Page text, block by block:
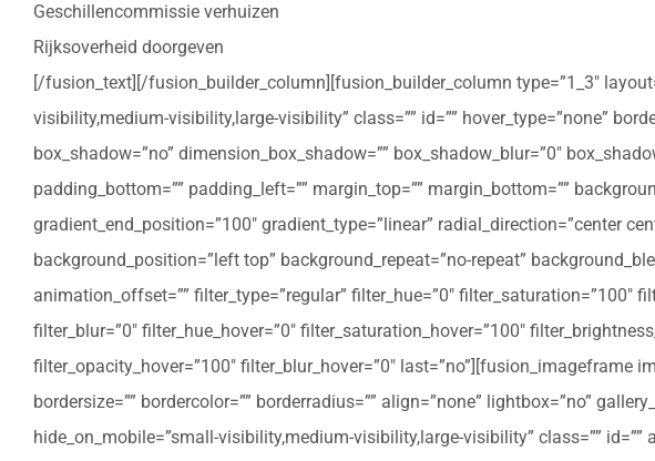
Geschillencommissie verhuizen
Rijksoverheid doorgeven
[/fusion_text][/fusion_builder_column][fusion_builder_column type=”1_3″
visibility,medium-visibility,large-visibility” class=”” id=”” hover_type=”none”
box_shadow=”no” dimension_box_shadow=”” box_shadow_blur=”0″
padding_bottom=”” padding_left=”” margin_top=”” margin_bottom=””
gradient_end_position=”100″ gradient_type=”linear” radial_direction=”center
background_position=”left top” background_repeat=”no-repeat”
animation_offset=”” filter_type=”regular” filter_hue=”0″ filter_saturation=”100″
filter_blur=”0″ filter_hue_hover=”0″ filter_saturation_hover=”100″
filter_opacity_hover=”100″ filter_blur_hover=”0″ last=”no”][fusion_imageframe
bordersize=”” bordercolor=”” borderradius=”” align=”none” lightbox=”no”
hide_on_mobile=”small-visibility,medium-visibility,large-visibility” class=””